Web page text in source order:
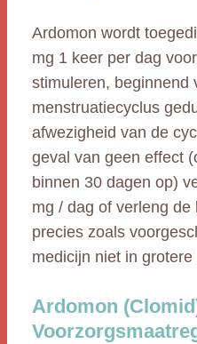
Ardomon wordt
mg 1 keer per dag
stimuleren, beginnend
menstruatiecyclus
afwezigheid van de
geval van geen effect
binnen 30 dagen op)
mg / dag of verleng
precies zoals
medicijn niet in
Ardomon